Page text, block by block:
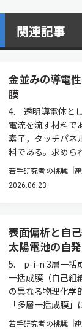
関連記事
金並みの導電
膜
4. 透明導電体と
電流を流す材料で
素子，タッチパネ
料である。求め
若手研究者の挑戦
2026.06.23
表面偏析と自
太陽電池の自
5. p-i-n 3層一括
一括成膜（自己組
の異なる物理化学
「多層一括成膜
若手研究者の挑戦